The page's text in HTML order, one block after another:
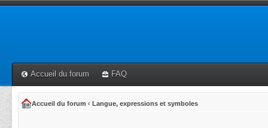
Accueil du forum FAQ
Accueil du forum ‹ Langue, expressions et symboles